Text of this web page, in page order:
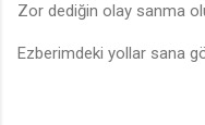
Zor dediğin olay sanma
Ezberimdeki yollar sana